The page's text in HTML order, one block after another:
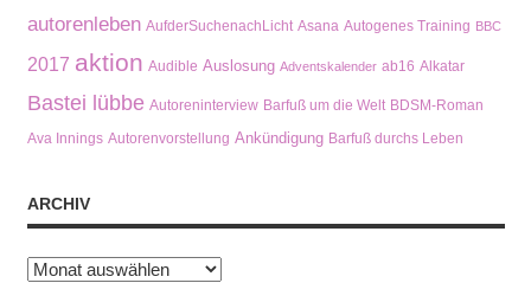
autorenleben AufderSuchenachLicht Asana Autogenes Training BBC
2017 aktion Audible Auslosung Adventskalender ab16 Alkatar
Bastei lübbe Autoreninterview Barfuß um die Welt BDSM-Roman
Ava Innings Autorenvorstellung Ankündigung Barfuß durchs Leben
ARCHIV
Archiv